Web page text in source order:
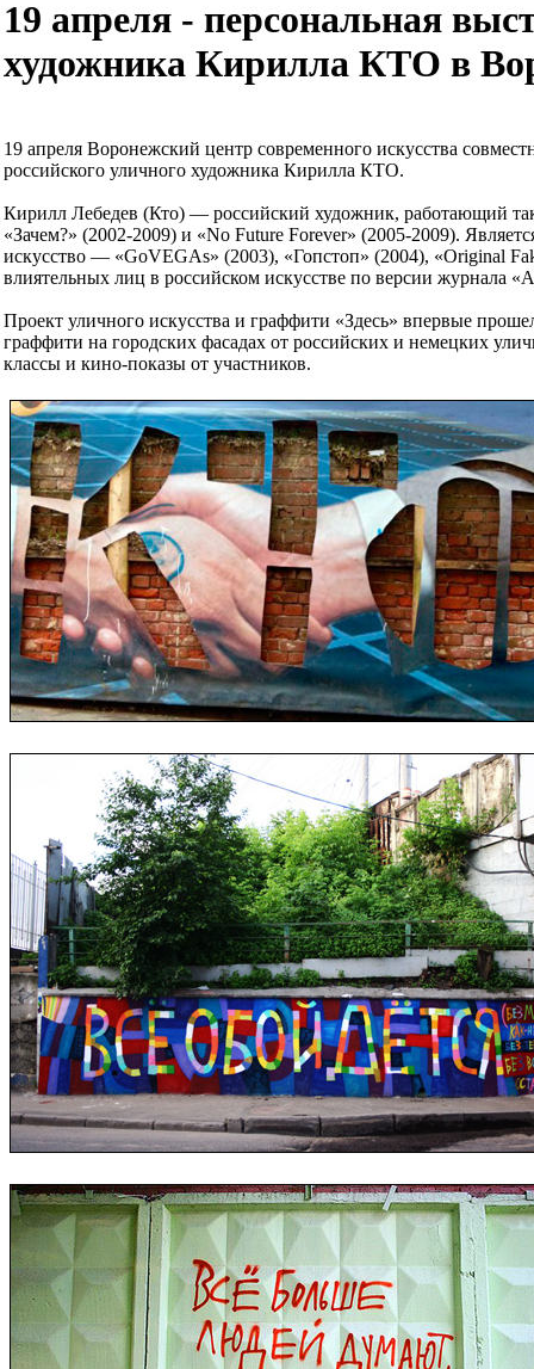
19 апреля - персональная
художника Кирилла КТО в
19 апреля Воронежский центр современного искусства
российского уличного художника Кирилла КТО.
Кирилл Лебедев (Кто) — российский художник, работающий
«Зачем?» (2002-2009) и «No Future Forever» (2005-2009).
искусство — «GoVEGAs» (2003), «Гопстоп» (2004), «Original
влиятельных лиц в российском искусстве по версии журнала
Проект уличного искусства и граффити «Здесь» впервые
граффити на городских фасадах от российских и немецких
классы и кино-показы от участников.